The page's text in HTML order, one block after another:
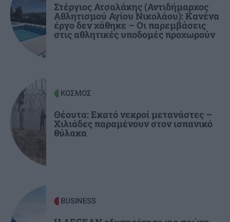
Δύο Μαύρα Πουκάμισα: Κυκλοφόρησε το
trailer της νέας δραματικής σειράς του Mega
ΚΟΣΜΟΣ
Βαλκάνια: Πυρκαγιές σε Σερβία και Αλβανία
ΚΡΗΤΗ
Με λαμπρότητα και κατάνυξη το Αρκαλοχώρι
τίμησε τον Πολιούχο του!
Στέργιος Ατσαλάκης (Αντιδήμαρχος
Αθλητισμού Αγίου Νικολάου): Κανένα
έργο δεν χάθηκε – Οι παρεμβάσεις
στις αθλητικές υποδομές προχωρούν
ΚΟΣΜΟΣ
Θέουτα: Εκατό νεκροί μετανάστες –
Χιλιάδες παραμένουν στον ισπανικό
θύλακα
BUSINESS